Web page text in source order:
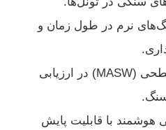
نرم در طول زمان و
کاربرد روش امواج سطحی (MASW) در ارزیابی
با قابلیت پایش